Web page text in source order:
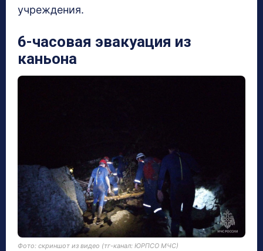
учреждения.
6-часовая эвакуация из
каньона
Фото: скриншот из видео (тг-канал: ЮРПСО МЧС)